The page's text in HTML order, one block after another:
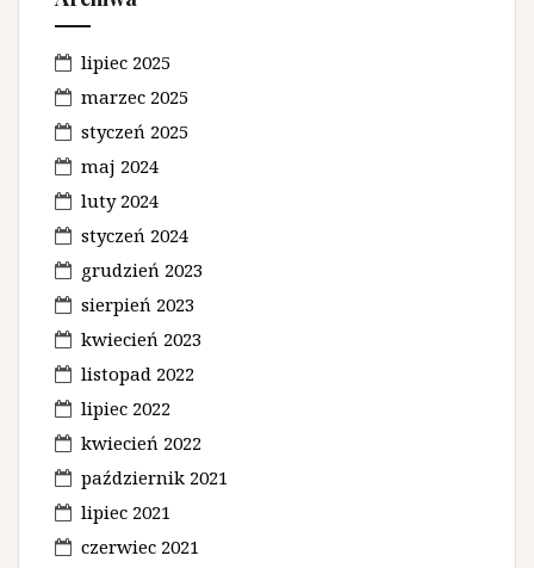
lipiec 2025
marzec 2025
styczeń 2025
maj 2024
luty 2024
styczeń 2024
grudzień 2023
sierpień 2023
kwiecień 2023
listopad 2022
lipiec 2022
kwiecień 2022
październik 2021
lipiec 2021
czerwiec 2021